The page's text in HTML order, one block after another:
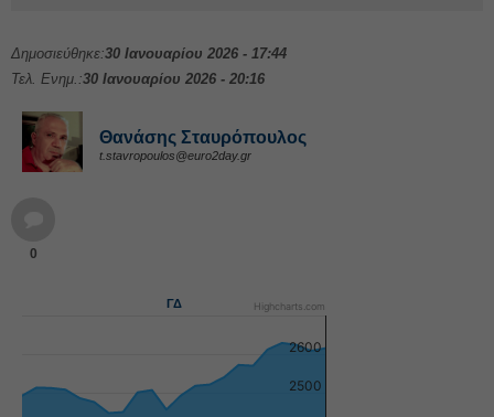
Δημοσιεύθηκε:30 Ιανουαρίου 2026 - 17:44
Τελ. Ενημ.:30 Ιανουαρίου 2026 - 20:16
Θανάσης Σταυρόπουλος
t.stavropoulos@euro2day.gr
0
ΓΔ
2500
2600
Highcharts.com